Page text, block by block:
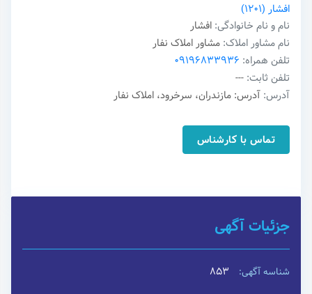
افشار (1201)
نام و نام خانوادگی: افشار
نام مشاور املاک: مشاور املاک نفار
تلفن همراه: 09196833936
تلفن ثابت: ---
آدرس: آدرس: مازندران، سرخرود، املاک نفار
تماس با کارشناس
جزئیات آگهی
شناسه آگهی: 853